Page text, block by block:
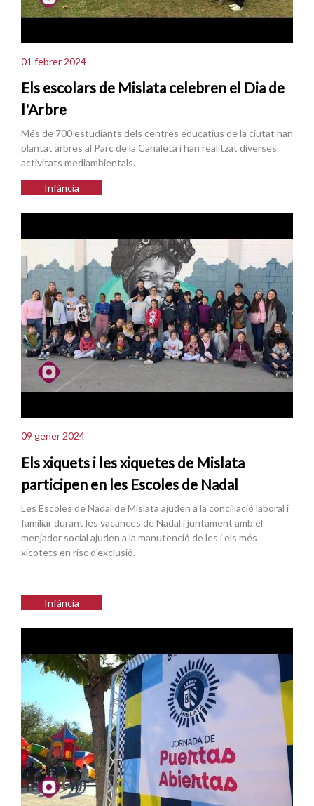
01 febrer 2024
Els escolars de Mislata celebren el Dia de
l'Arbre
Més de 700 estudiants dels centres educatius de la ciutat han
plantat arbres al Parc de la Canaleta i han realitzat diverses
activitats mediambientals.
Infància
09 gener 2024
Els xiquets i les xiquetes de Mislata
participen en les Escoles de Nadal
Les Escoles de Nadal de Mislata ajuden a la conciliació laboral i
familiar durant les vacances de Nadal i juntament amb el
menjador social ajuden a la manutenció de les i els més
xicotets en risc d'exclusió.
Infància